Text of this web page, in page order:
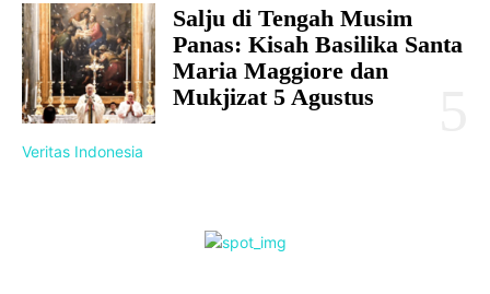
Salju di Tengah Musim
Panas: Kisah Basilika Santa
Maria Maggiore dan
Mukjizat 5 Agustus
Veritas Indonesia